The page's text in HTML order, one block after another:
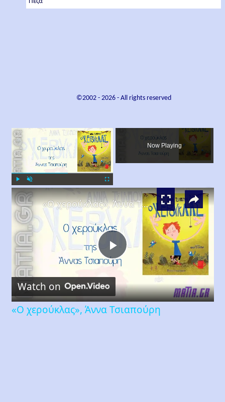
©2002 - 2026- All rights reserved
×
Now Playing
×
Play
Video
«Ο χερούκλας», Άννα Τσιαπούρη
Watch on
«Ο χερούκλας», Άννα Τσιαπούρη